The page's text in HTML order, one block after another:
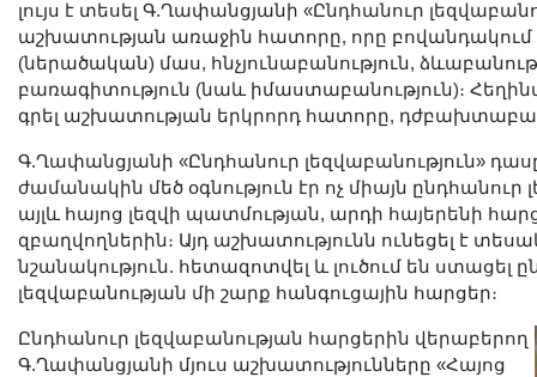
լույս է տեսել Գ.Ղափանցյանի «Ընդհանուր
աշխատության առաջին հատորը, որը բովանդակում
(ներածական) մաս, հնչյունաբանություն,
բառագիտություն (նաև իմաստաբանություն)։
գրել աշխատության երկրորդ հատորը,
Գ.Ղափանցյանի «Ընդհանուր լեզվաբանություն»
ժամանակին մեծ օգնություն էր ոչ միայն ընդհանուր
այլև հայոց լեզվի պատմության, արդի հայերենի
զբաղվողներին։ Այդ աշխատությունն ունեցել է
նշանակություն. հետազոտվել և լուծում են ստացել
լեզվաբանության մի շարք հանգուցային հարցեր։
Ընդհանուր լեզվաբանության հարցերին վերաբերող
Գ.Ղափանցյանի մյուս աշխատությունները «Հայոց